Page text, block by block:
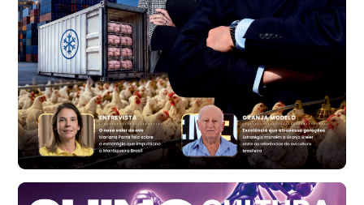
Ovo Branco - Regional
Bastos (SP)
R$ 134,40
cx
Ovo Vermelho - Regional
Bastos (SP)
R$ 147,87
cx
SP